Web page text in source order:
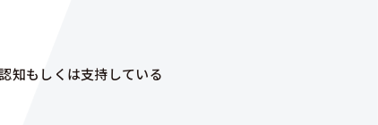
知もしくは支持している